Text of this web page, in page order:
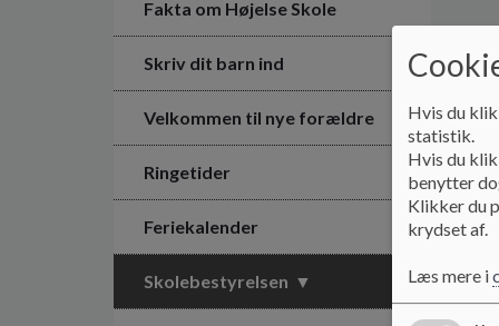
Fakta om Højelse Skole
Skriv dit barn ind
Velkommen til nye forældre
Ringetider
Feriekalender
Skolebestyrelsen
Hvis du
statistik.
Hvis du
benytter
Klikker du
krydset af.
Læs mere i